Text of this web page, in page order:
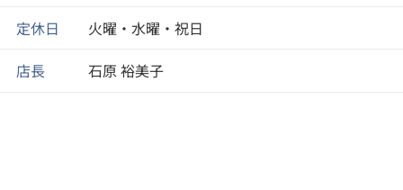
定休日 火曜・水曜・祝日
店長 石原 裕美子